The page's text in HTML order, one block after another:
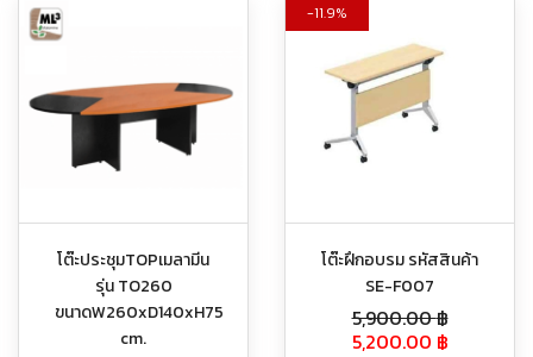
โต๊ะประชุมTOPเมลามีน
รุ่น TO260
ขนาดW260xD140xH75
cm.
11.9%
โต๊ะฝึกอบรม รหัสสินค้า
SE-F007
5,900.00฿
5,200.00 ฿